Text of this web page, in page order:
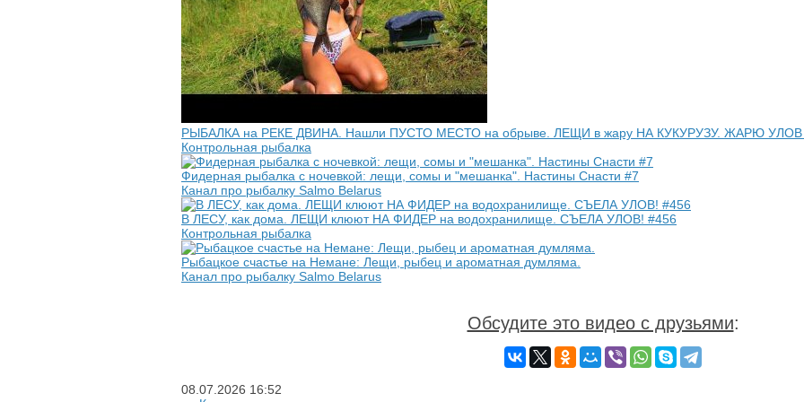
РЫБАЛКА на РЕКЕ ДВИНА. Нашли ПУСТО МЕСТО на обрыве. ЛЕЩИ в жару НА КУКУРУЗУ. ЖАРЮ УЛОВ
Контрольная рыбалка
Фидерная рыбалка с ночевкой: лещи, сомы и "мешанка". Настины Снасти #7
Канал про рыбалку Salmo Belarus
В ЛЕСУ, как дома. ЛЕЩИ клюют НА ФИДЕР на водохранилище. СЪЕЛА УЛОВ! #456
Контрольная рыбалка
Рыбацкое счастье на Немане: Лещи, рыбец и ароматная думляма.
Канал про рыбалку Salmo Belarus
Обсудите это видео с друзьями:
08.07.2026 16:52